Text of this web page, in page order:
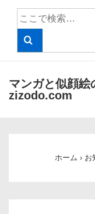
検
索
象:
マンガと似顔絵
zizodo.com
ホーム › お